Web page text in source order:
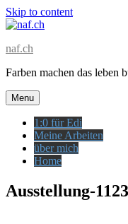
Skip to content
naf.ch
Farben machen das leben
Menu
1:0 für Edi
Meine Arbeiten
über mich
Home
Ausstellung-1123